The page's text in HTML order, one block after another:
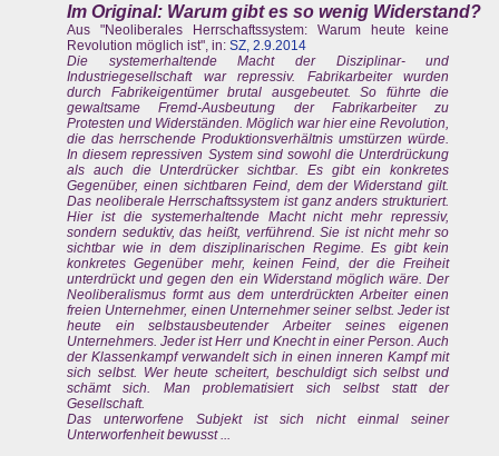
Im Original: Warum gibt es so wenig Widerstand?
Aus "Neoliberales Herrschaftssystem: Warum heute keine
Revolution möglich ist", in: SZ, 2.9.2014
Die systemerhaltende Macht der Disziplinar- und
Industriegesellschaft war repressiv. Fabrikarbeiter wurden
durch Fabrikeigentümer brutal ausgebeutet. So führte die
gewaltsame Fremd-Ausbeutung der Fabrikarbeiter zu
Protesten und Widerständen. Möglich war hier eine Revolution,
die das herrschende Produktionsverhältnis umstürzen würde.
In diesem repressiven System sind sowohl die Unterdrückung
als auch die Unterdrücker sichtbar. Es gibt ein konkretes
Gegenüber, einen sichtbaren Feind, dem der Widerstand gilt.
Das neoliberale Herrschaftssystem ist ganz anders strukturiert.
Hier ist die systemerhaltende Macht nicht mehr repressiv,
sondern seduktiv, das heißt, verführend. Sie ist nicht mehr so
sichtbar wie in dem disziplinarischen Regime. Es gibt kein
konkretes Gegenüber mehr, keinen Feind, der die Freiheit
unterdrückt und gegen den ein Widerstand möglich wäre. Der
Neoliberalismus formt aus dem unterdrückten Arbeiter einen
freien Unternehmer, einen Unternehmer seiner selbst. Jeder ist
heute ein selbstausbeutender Arbeiter seines eigenen
Unternehmers. Jeder ist Herr und Knecht in einer Person. Auch
der Klassenkampf verwandelt sich in einen inneren Kampf mit
sich selbst. Wer heute scheitert, beschuldigt sich selbst und
schämt sich. Man problematisiert sich selbst statt der
Gesellschaft.
Das unterworfene Subjekt ist sich nicht einmal seiner
Unterworfenheit bewusst ...